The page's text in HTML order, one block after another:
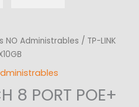
NO Administrables / TP-LINK
8 PORT POE+